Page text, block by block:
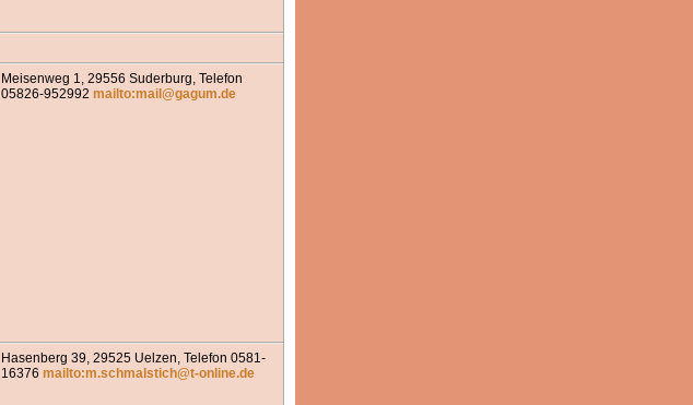
Meisenweg 1, 29556 Suderburg, Telefon
05826-952992 mailto:mail@gagum.de
Hasenberg 39, 29525 Uelzen, Telefon 0581-
16376 mailto:m.schmalstich@t-online.de